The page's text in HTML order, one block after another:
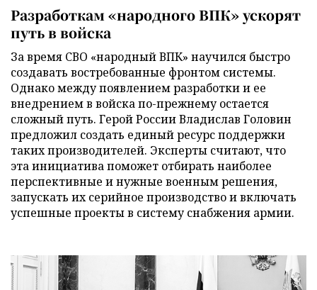
Разработкам «народного ВПК» ускорят
путь в войска
За время СВО «народный ВПК» научился быстро
создавать востребованные фронтом системы.
Однако между появлением разработки и ее
внедрением в войска по-прежнему остается
сложный путь. Герой России Владислав Головин
предложил создать единый ресурс поддержки
таких производителей. Эксперты считают, что
эта инициатива поможет отбирать наиболее
перспективные и нужные военным решения,
запускать их серийное производство и включать
успешные проекты в систему снабжения армии.